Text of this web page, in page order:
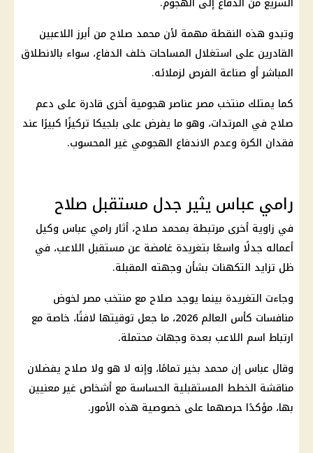
وتبدو هذه النقطة مهمة لأن محمد صلاح من أبرز اللاعبين
القادرين على استغلال المساحات خلف الدفاع، سواء بالانطلاق
المباشر أو صناعة الفرص لزملائه.
كما يمتلك منتخب مصرعناصر هجومية أخرى قادرة على دعم
صلاح في المرتدات، وهو ما يفرض على بلجيكا تركيزًا كبيرًا عند
فقدان الكرة وعدم الاندفاع الهجومي غير المحسوب.
رامي عباس يثير جدل مستقبل صلاح
في زاوية أخرى مرتبطة بمحمد صلاح، أثار رامي عباس وكيل
أعماله جدلًا واسعًا بتغريدة غامضة عن مستقبل اللاعب، في
ظل تزايد التكهنات بشأن وجهته المقبلة.
وجاءت التغريدة بينما يوجد صلاح معمنتخب مصرلخوض
منافسات كأس العالم 2026
، ما جعل توقيتها لافتًا، خاصة مع
ارتباط اسم اللاعب بعدة وجهات محتملة.
وقال عباس إن محمد بخير تمامًا، وإنه لا هو ولا صلاح يفضلان
مناقشة الخطط المستقبلية الحساسة مع أشخاص غير معنيين
بها، مؤكدًا حرصهما على خصوصية هذه الأمور.